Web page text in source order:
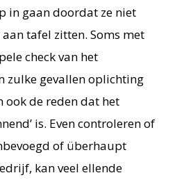
in gaan doordat ze niet
tafel zitten. Soms met
check van het
zulke gevallen oplichting
ook de reden dat het
is. Even controleren of
of überhaupt
kan veel ellende